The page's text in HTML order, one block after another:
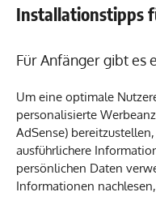
Um eine optimale
personalisierte
AdSense)
ausführlichere
persönlichen Daten
Informationen nachlesen,
Installationstipps
Für Anfänger gibt es
Vorbereitung ist
alle benötigten
vorhanden sind.